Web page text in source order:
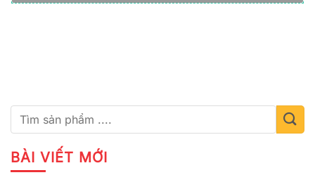
BÀI VIẾT MỚI